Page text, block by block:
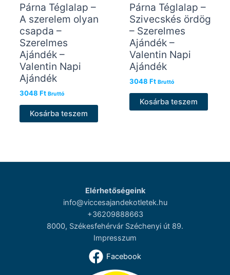
Párna Téglalap –
A szerelem olyan
csapda –
Szerelmes
Ajándék –
Valentin Napi
Ajándék
3048 Ft Bruttó
Kosárba teszem
Párna Téglalap –
Szivecskés ördög
– Szerelmes
Ajándék –
Valentin Napi
Ajándék
3048 Ft Bruttó
Kosárba teszem
Elérhetőségeink
info@viccesajandekotletek.hu
+36209888663
8000, Székesfehérvár Széchenyi út 89.
Impresszum
Facebook